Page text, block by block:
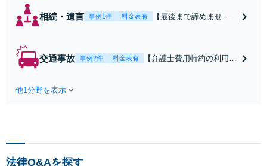
相続・遺言 事例1件 料金表有
【最後まで諦めませ
合意してしまう前にご
交通事故 事例2件 料金表有
【弁護士費用特約の利用＆
は損をしてしまうかもしれ
他1分野を表示
法律Q&Aを探す